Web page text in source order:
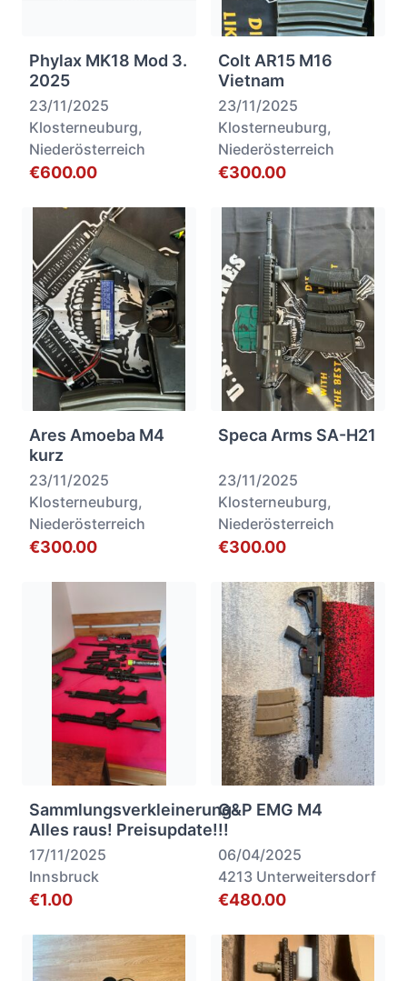
Phylax MK18 Mod 3.
2025
23/11/2025
Klosterneuburg,
Niederösterreich
€600.00
Colt AR15 M16
Vietnam
23/11/2025
Klosterneuburg,
Niederösterreich
€300.00
Ares Amoeba M4
kurz
23/11/2025
Klosterneuburg,
Niederösterreich
€300.00
Speca Arms SA-H21
23/11/2025
Klosterneuburg,
Niederösterreich
€300.00
Sammlungsverkleinerung-
Alles raus! Preisupdate!!!
17/11/2025
Innsbruck
€1.00
G&P EMG M4
06/04/2025
4213 Unterweitersdorf
€480.00